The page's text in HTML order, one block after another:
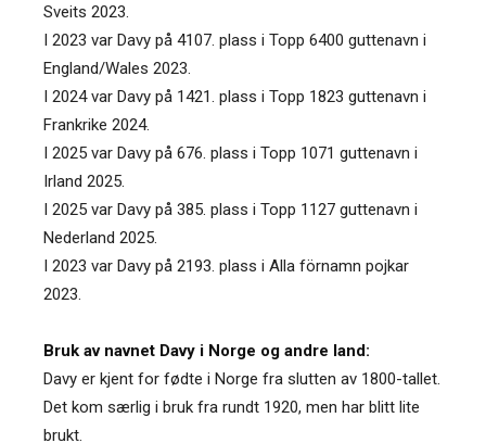
Sveits 2023.
I 2023 var Davy på 4107. plass i Topp 6400 guttenavn i
England/Wales 2023.
I 2024 var Davy på 1421. plass i Topp 1823 guttenavn i
Frankrike 2024.
I 2025 var Davy på 676. plass i Topp 1071 guttenavn i
Irland 2025.
I 2025 var Davy på 385. plass i Topp 1127 guttenavn i
Nederland 2025.
I 2023 var Davy på 2193. plass i Alla förnamn pojkar
2023.
Bruk av navnet Davy i Norge og andre land:
Davy er kjent for fødte i Norge fra slutten av 1800-tallet.
Det kom særlig i bruk fra rundt 1920, men har blitt lite
brukt.